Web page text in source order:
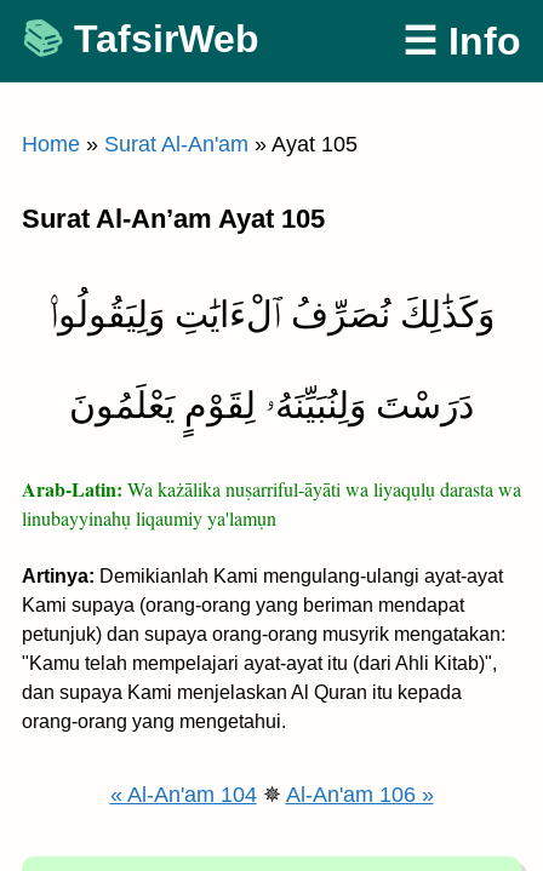
Skip
content
TafsirWeb ☰ Info
Home » Surat Al-An'am » Ayat 105
Surat Al-An’am Ayat 105
وَكَذَٰلِكَ نُصَرِّفُ ٱلْءَايَٰتِ وَلِيَقُولُوا۟
دَرَسْتَ وَلِنُبَيِّنَهُۥ لِقَوْمٍ يَعْلَمُونَ
Arab-Latin: Wa każālika nuṣarriful-āyāti wa liyaqụlụ darasta wa
linubayyinahụ liqaumiy ya'lamụn
Artinya: Demikianlah Kami mengulang-ulangi ayat-ayat
Kami supaya (orang-orang yang beriman mendapat
petunjuk) dan supaya orang-orang musyrik mengatakan:
"Kamu telah mempelajari ayat-ayat itu (dari Ahli Kitab)",
dan supaya Kami menjelaskan Al Quran itu kepada
orang-orang yang mengetahui.
« Al-An'am 104✵ Al-An'am 106 »